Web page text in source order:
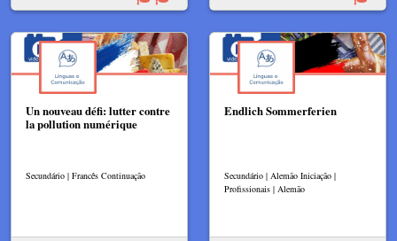
Un nouveau défi: lutter contre
la pollution numérique
Secundário | Francês Continuação
Endlich Sommerferien
Secundário | Alemão Iniciação |
Profissionais | Alemão